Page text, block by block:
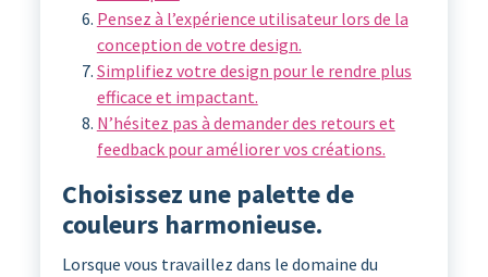
Pensez à l’expérience utilisateur lors de la
conception de votre design.
Simplifiez votre design pour le rendre plus
efficace et impactant.
N’hésitez pas à demander des retours et
feedback pour améliorer vos créations.
Choisissez une palette de
couleurs harmonieuse.
Lorsque vous travaillez dans le domaine du